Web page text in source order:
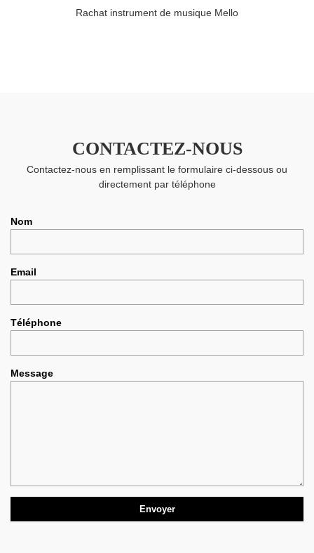
Rachat instrument de musique Mello
CONTACTEZ-NOUS
Contactez-nous en remplissant le formulaire ci-dessous ou
directement par téléphone
Nom
Email
Téléphone
Message